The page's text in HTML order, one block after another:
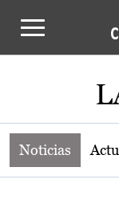
Noticias de
Noticias